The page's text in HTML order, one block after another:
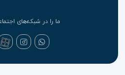
ما را در شبکه‌های